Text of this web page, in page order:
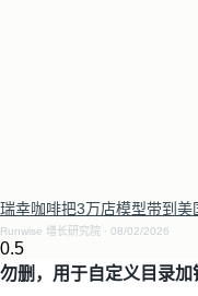
瑞幸咖啡把3万店模型带到美
Runwise 增长研究院 08/02/2026
勿删，用于自定义目录